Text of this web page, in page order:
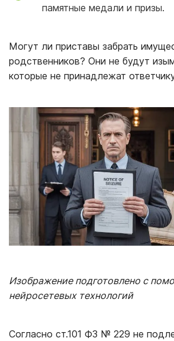
памятные медали и призы.
Могут ли приставы забрать
родственников? Они не будут
которые не принадлежат
Изображение подготовлено с
нейросетевых технологий
Согласно ст.101 ФЗ № 229 не